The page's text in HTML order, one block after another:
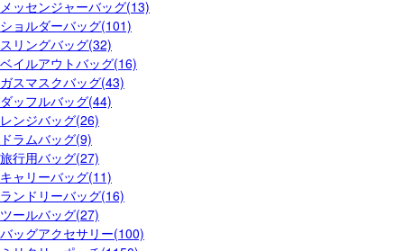
メッセンジャーバッグ(13)
ショルダーバッグ(101)
スリングバッグ(32)
ベイルアウトバッグ(16)
ガスマスクバッグ(43)
ダッフルバッグ(44)
レンジバッグ(26)
ドラムバッグ(9)
旅行用バッグ(27)
キャリーバッグ(11)
ランドリーバッグ(16)
ツールバッグ(27)
バッグアクセサリー(100)